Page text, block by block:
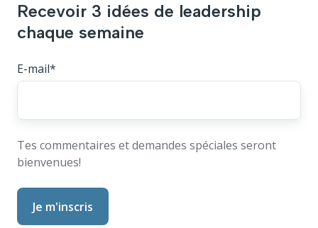
Recevoir 3 idées de leadership
chaque semaine
E-mail*
Tes commentaires et demandes spéciales seront
bienvenues!